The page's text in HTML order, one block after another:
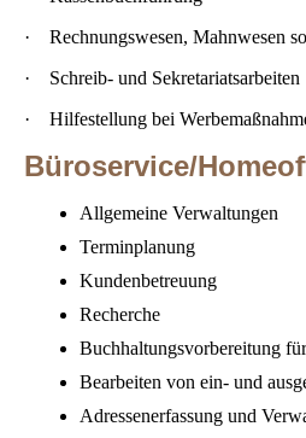
·
Rechnungswesen, Mahnwesen
·
Schreib- und Sekretariatsarbeiten
·
Hilfestellung bei
Büroservice/
Allgemeine Verwaltungen
Terminplanung
Kundenbetreuung
Recherche
Buchhaltungsvorbereitung
Bearbeiten von ein- und
Adressenerfassung und